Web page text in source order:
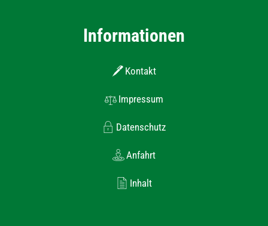
Informationen
Kontakt
Impressum
Datenschutz
Anfahrt
Inhalt